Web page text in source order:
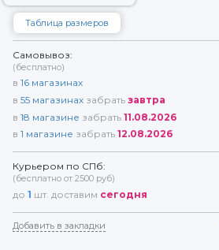
Таблица размеров
Самовывоз:
(бесплатно)
в 16 магазинах
в 55 магазинах забрать завтра
в 18 магазине забрать 11.08.2026
в 1 магазине забрать 12.08.2026
Курьером по СПб:
(бесплатно от 2500 руб)
до 1 шт. доставим сегодня
Добавить в закладки